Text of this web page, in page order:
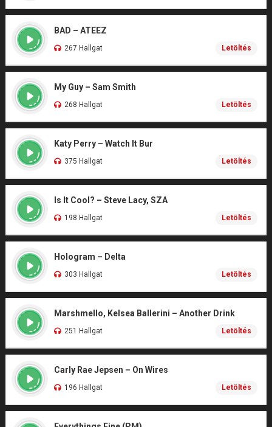
BAD – ATEEZ
267 Hallgat Letöltés
My Guy – Sam Smith
268 Hallgat Letöltés
Katy Perry – Watch It Bur
375 Hallgat Letöltés
Is It Cool? – Steve Lacy, SZA
198 Hallgat Letöltés
Hologram – Delta
303 Hallgat Letöltés
Marshmello, Kelsea Ballerini – Another Drink
251 Hallgat Letöltés
Carly Rae Jepsen – On Wires
196 Hallgat Letöltés